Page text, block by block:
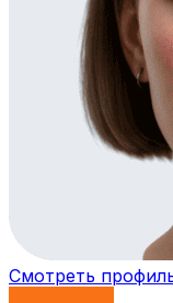
Смотреть